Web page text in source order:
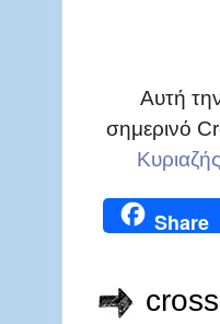
Αυτή
σημερινό
Κυριαζής
Share